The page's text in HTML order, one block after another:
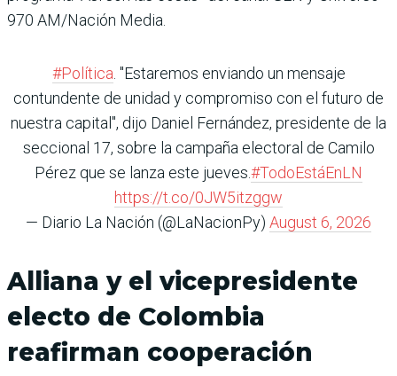
970 AM/Nación Media.
#Política . "Estaremos enviando un mensaje
contundente de unidad y compromiso con el futuro de
nuestra capital", dijo Daniel Fernández, presidente de la
seccional 17, sobre la campaña electoral de Camilo
Pérez que se lanza este jueves.#TodoEstáEnLN
https://t.co/0JW5itzggw
— Diario La Nación (@LaNacionPy) August 6, 2026
Alliana y el vicepresidente
electo de Colombia
reafirman cooperación